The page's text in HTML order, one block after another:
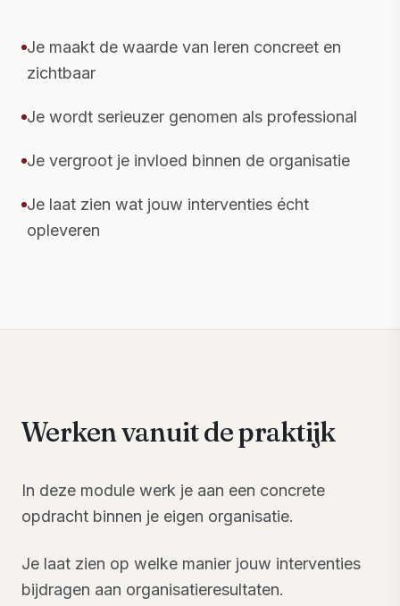
Je maakt de waarde van leren concreet en
zichtbaar
Je wordt serieuzer genomen als professional
Je vergroot je invloed binnen de organisatie
Je laat zien wat jouw interventies écht
opleveren
Werken vanuit de praktijk
In deze module werk je aan een concrete
opdracht binnen je eigen organisatie.
Je laat zien op welke manier jouw interventies
bijdragen aan organisatieresultaten.